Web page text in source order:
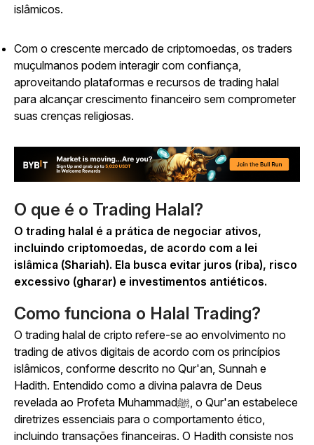
islâmicos.
Com o crescente mercado de criptomoedas, os traders
muçulmanos podem interagir com confiança,
aproveitando plataformas e recursos de trading halal
para alcançar crescimento financeiro sem comprometer
suas crenças religiosas.
O que é o Trading Halal?
O trading halal é a prática de negociar ativos,
incluindo criptomoedas, de acordo com a lei
islâmica (Shariah). Ela busca evitar juros (riba), risco
excessivo (gharar) e investimentos antiéticos.
Como funciona o Halal Trading?
O trading halal de cripto refere-se ao envolvimento no
trading de ativos digitais de acordo com os princípios
islâmicos, conforme descrito no Qur'an, Sunnah e
Hadith. Entendido como a divina palavra de Deus
revelada ao Profeta Muhammadﷺ, o Qur'an estabelece
diretrizes essenciais para o comportamento ético,
incluindo transações financeiras. O Hadith consiste nos